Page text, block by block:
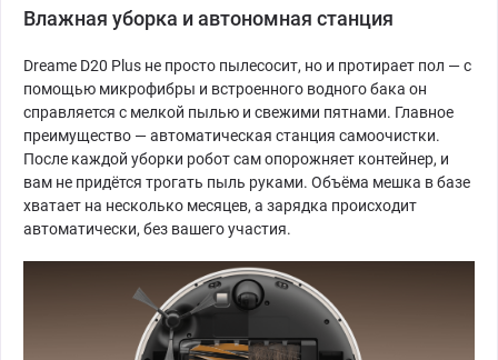
Влажная уборка и автономная станция
Dreame D20 Plus не просто пылесосит, но и протирает пол — с
помощью микрофибры и встроенного водного бака он
справляется с мелкой пылью и свежими пятнами. Главное
преимущество — автоматическая станция самоочистки.
После каждой уборки робот сам опорожняет контейнер, и
вам не придётся трогать пыль руками. Объёма мешка в базе
хватает на несколько месяцев, а зарядка происходит
автоматически, без вашего участия.